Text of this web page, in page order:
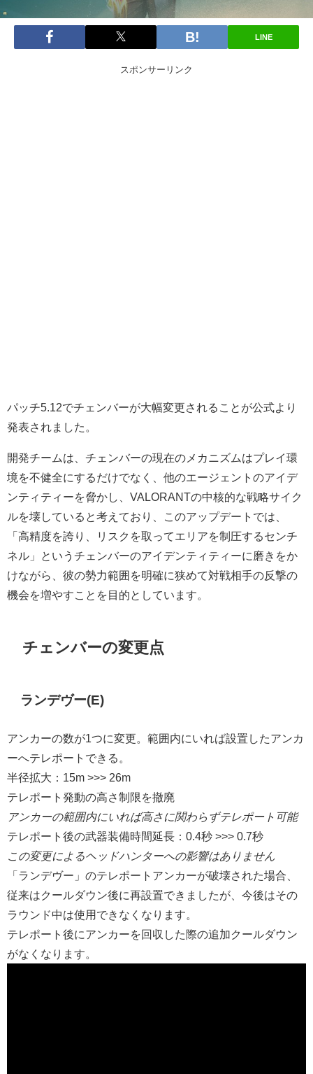
LINE
スポンサーリンク
パッチ5.12でチェンバーが大幅変更されることが公式より
発表されました。
開発チームは、チェンバーの現在のメカニズムはプレイ環
境を不健全にするだけでなく、他のエージェントのアイデ
ンティティーを脅かし、VALORANTの中核的な戦略サイク
ルを壊していると考えており、このアップデートでは、
「高精度を誇り、リスクを取ってエリアを制圧するセンチ
ネル」というチェンバーのアイデンティティーに磨きをか
けながら、彼の勢力範囲を明確に狭めて対戦相手の反撃の
機会を増やすことを目的としています。
チェンバーの変更点
ランデヴー(E)
アンカーの数が1つに変更。範囲内にいれば設置したアンカ
ーへテレポートできる。
半径拡大：15m >>> 26m
テレポート発動の高さ制限を撤廃
アンカーの範囲内にいれば高さに関わらずテレポート可能
テレポート後の武器装備時間延長：0.4秒 >>> 0.7秒
この変更によるヘッドハンターへの影響はありません
「ランデヴー」のテレポートアンカーが破壊された場合、
従来はクールダウン後に再設置できましたが、今後はその
ラウンド中は使用できなくなります。
テレポート後にアンカーを回収した際の追加クールダウン
がなくなります。